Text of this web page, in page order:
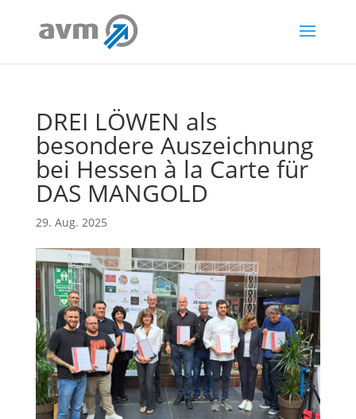
DREI LÖWEN als
besondere Auszeichnung
bei Hessen à la Carte für
DAS MANGOLD
29. Aug. 2025